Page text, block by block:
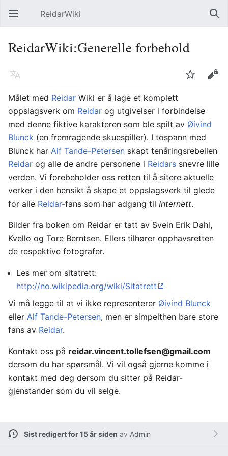
Åpne hovedmenyen ReidarWiki Søk
ReidarWiki:Generelle forbehold
Språk Overvåk
Rediger
Målet med Reidar Wiki er å lage et komplett
oppslagsverk om Reidar og utgivelser i forbindelse
med denne fiktive karakteren som ble spilt av Øivind
Blunck (en fremragende skuespiller). I tospann med
Blunck har Alf Tande-Petersen skapt tenåringsrebellen
Reidar og alle de andre personene i Reidars snevre lille
verden. Vi forebeholder oss retten til å sitere aktuelle
verker i den hensikt å skape et oppslagsverk til glede
for alle Reidar-fans som har adgang til Internett.
Bilder fra boken om Reidar er tatt av Svein Erik Dahl,
Kvello og Tore Berntsen. Ellers tilhører opphavsretten
de respektive fotografer.
Les mer om sitatrett:
http://no.wikipedia.org/wiki/Sitatrett
Vi må legge til at vi ikke representerer Øivind Blunck
eller Alf Tande-Petersen, men er simpelthen bare store
fans av Reidar.
Kontakt oss på reidar.vincent.tollefsen@gmail.com
dersom du har spørsmål. Vi vil også gjerne komme i
kontakt med deg dersom du sitter på Reidar-
gjenstander som du vil selge.
Sist redigert for 15 år siden av Admin